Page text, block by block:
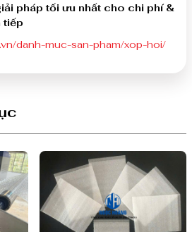
pháp tối ưu nhất cho chi phí &
tiếp
danh-muc-san-pham/xop-hoi/